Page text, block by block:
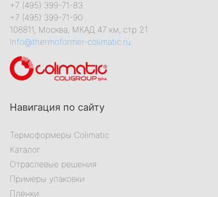
+7 (495) 399-71-83
+7 (495) 399-71-90
108811, Москва, МКАД 47 км, стр 21
info@thermoformer-colimatic.ru
Навигация по сайту
Термоформеры Colimatic
Каталог
Отраслевые решения
Примеры упаковки
Плёнки